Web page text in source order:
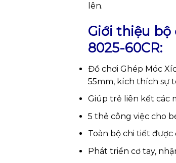
lên.
Giới thiệu bộ
8025-60CR:
Đồ chơi Ghép Móc
55mm, kích thích sự
Giúp trẻ liên kết các
5 thẻ công việc cho
Toàn bộ chi tiết
Phát triển cơ tay,